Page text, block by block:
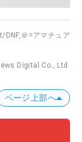
DNF,＠=アマチュア
Digital Co., Ltd.
ページ上部へ